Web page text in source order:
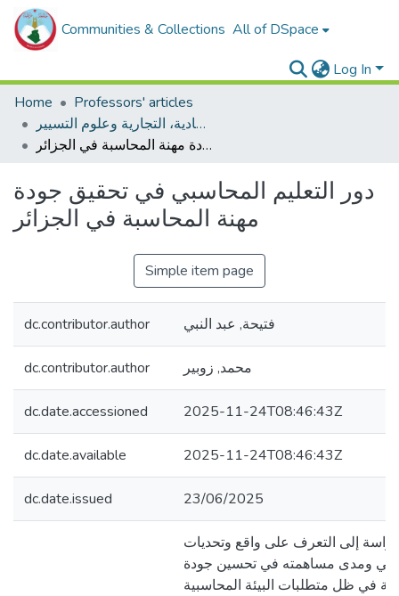
Communities & Collections All of DSpace
Log In
Home
Professors' articles
مقالات أساتذة كلية العلوم الإقتصادية، التجارية وعلوم التسيير
دور التعليم المحاسبي في تحقيق جودة مهنة المحاسبة في الجزائر
دور التعليم المحاسبي في تحقيق جودة
مهنة المحاسبة في الجزائر
Simple item page
dc.contributor.author فتيحة, عبد النبي
dc.contributor.author محمد, زوبير
dc.date.accessioned 2025-11-24T08:46:43Z
dc.date.available 2025-11-24T08:46:43Z
dc.date.issued 23/06/2025
إلى التعرف على واقع وتحديات
ومدى مساهمته في تحسين جودة
في ظل متطلبات البيئة المحاسبية